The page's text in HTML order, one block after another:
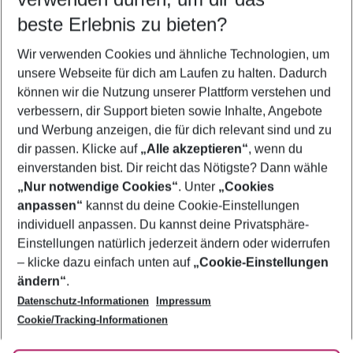
5-8 Nächte
2 Erwachsene Keine Kinder
Mehr Filter anzeigen
Footer
Footer navigation
Über uns
AGB
Bestpreisgarantie
Cookie-Einstellungen ändern
Cookie-Richtlinie
Agenturbetreuung
Barrierefreies Reisen
Folge uns
beste Erlebnis zu bieten?
Wir verwenden Cookies und ähnliche Technologien, um
unsere Webseite für dich am Laufen zu halten. Dadurch
können wir die Nutzung unserer Plattform verstehen und
verbessern, dir Support bieten sowie Inhalte, Angebote
und Werbung anzeigen, die für dich relevant sind und zu
dir passen. Klicke auf „Alle akzeptieren“, wenn du
einverstanden bist. Dir reicht das Nötigste? Dann wähle
„Nur notwendige Cookies“. Unter „Cookies
anpassen“ kannst du deine Cookie-Einstellungen
individuell anpassen. Du kannst deine Privatsphäre-
Einstellungen natürlich jederzeit ändern oder widerrufen
– klicke dazu einfach unten auf „Cookie-Einstellungen
ändern“.
Datenschutz-Informationen
Impressum
Cookie/Tracking-Informationen